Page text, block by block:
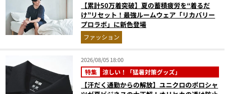
【累計50万着突破】夏の蓄積疲労を“着るだ
け”リセット！最強ルームウェア「リカバリー
プロラボ」に新色登場
ファッション
2026/08/05 18:00
特集 涼しい！「猛暑対策グッズ」
【汗だく通勤からの解放】ユニクロのポロシャ